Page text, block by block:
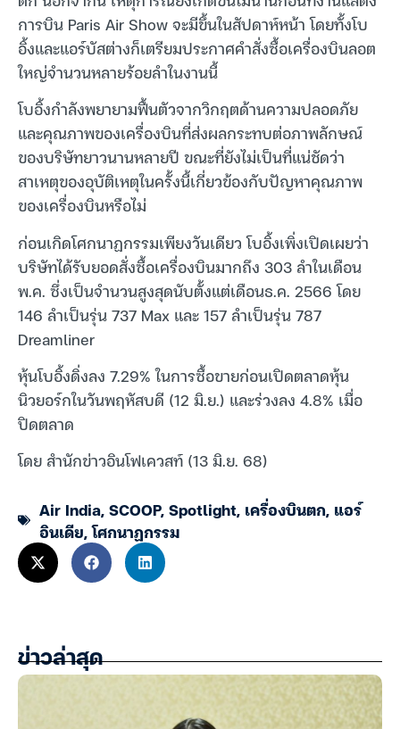
การบิน Paris Air Show จะมีขึ้นในสัปดาห์หน้า โดยทั้งโบ
อิ้งและแอร์บัสต่างก็เตรียมประกาศคำสั่งซื้อเครื่องบินลอต
ใหญ่จำนวนหลายร้อยลำในงานนี้
โบอิ้งกำลังพยายามฟื้นตัวจากวิกฤตด้านความปลอดภัย
และคุณภาพของเครื่องบินที่ส่งผลกระทบต่อภาพลักษณ์
ของบริษัทยาวนานหลายปี ขณะที่ยังไม่เป็นที่แน่ชัดว่า
สาเหตุของอุบัติเหตุในครั้งนี้เกี่ยวข้องกับปัญหาคุณภาพ
ของเครื่องบินหรือไม่
ก่อนเกิดโศกนาฏกรรมเพียงวันเดียว โบอิ้งเพิ่งเปิดเผยว่า
บริษัทได้รับยอดสั่งซื้อเครื่องบินมากถึง 303 ลำในเดือน
พ.ค. ซึ่งเป็นจำนวนสูงสุดนับตั้งแต่เดือนธ.ค. 2566 โดย
146 ลำเป็นรุ่น 737 Max และ 157 ลำเป็นรุ่น 787
Dreamliner
หุ้นโบอิ้งดิ่งลง 7.29% ในการซื้อขายก่อนเปิดตลาดหุ้น
นิวยอร์กในวันพฤหัสบดี (12 มิ.ย.) และร่วงลง 4.8% เมื่อ
ปิดตลาด
โดย สำนักข่าวอินโฟเควสท์ (13 มิ.ย. 68)
Air India,SCOOP,Spotlight, เครื่องบินตก, แอร์
อินเดีย,โศกนาฏกรรม
ข่าวล่าสุด